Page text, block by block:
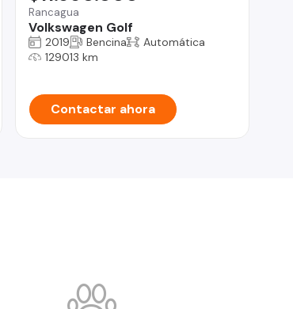
Rancagua
Volkswagen Golf
2019 Bencina
Automática
129013 km
Contactar ahora